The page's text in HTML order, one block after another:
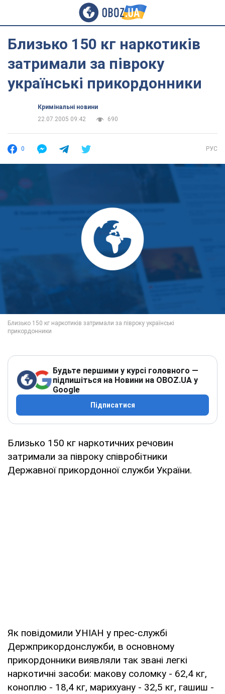
Близько 150 кг наркотиків
затримали за півроку
українські прикордонники
Кримінальні новини
22.07.2005 09:42
690
0 РУС
Будьте першими у курсі головного —
підпишіться на Новини на OBOZ.UA у
Google
Підписатися
Близько 150 кг наркотичних речовин
затримали за півроку співробітники
Державної прикордонної служби України.
Як повідомили УНІАН у прес-службі
Держприкордонслужби, в основному
прикордонники виявляли так звані легкі
наркотичні засоби: макову соломку - 62,4 кг,
коноплю - 18,4 кг, марихуану - 32,5 кг, гашиш -